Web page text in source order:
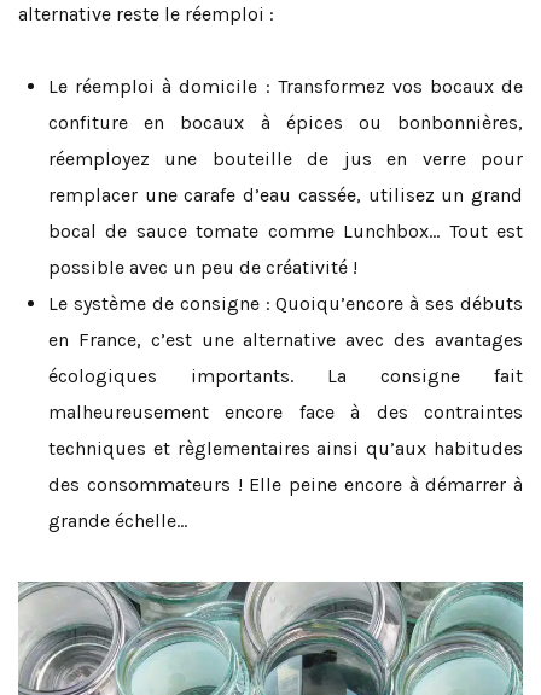
alternative reste le réemploi :
Le réemploi à domicile : Transformez vos bocaux de
confiture en bocaux à épices ou bonbonnières,
réemployez une bouteille de jus en verre pour
remplacer une carafe d’eau cassée, utilisez un grand
bocal de sauce tomate comme Lunchbox… Tout est
possible avec un peu de créativité !
Le système de consigne : Quoiqu’encore à ses débuts
en France, c’est une alternative avec des avantages
écologiques importants. La consigne fait
malheureusement encore face à des contraintes
techniques et règlementaires ainsi qu’aux habitudes
des consommateurs ! Elle peine encore à démarrer à
grande échelle…